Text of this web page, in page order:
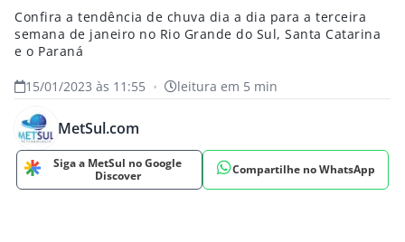
Confira a tendência de chuva dia a dia para a terceira
semana de janeiro no Rio Grande do Sul, Santa Catarina
e o Paraná
15/01/2023 às 11:55 • leitura em 5 min
MetSul.com
Siga a MetSul no Google
Discover
Compartilhe no WhatsApp